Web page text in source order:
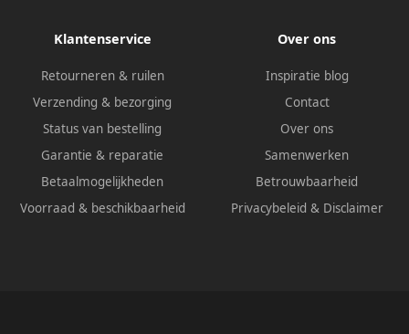
Klantenservice
Retourneren & ruilen
Verzending & bezorging
Status van bestelling
Garantie & reparatie
Betaalmogelijkheden
Voorraad & beschikbaarheid
Over ons
Inspiratie blog
Contact
Over ons
Samenwerken
Betrouwbaarheid
Privacybeleid & Disclaimer